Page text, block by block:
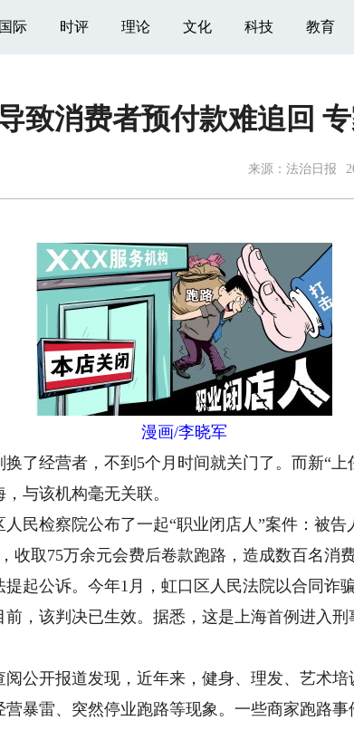
国际 时评 理论 文化 科技 教育
致消费者预付款难追回
来源： 法治日报
漫画/李晓军
经营者，不到5个月时间就关门了。而新“上
与该机构毫无关联。
检察院公布了一起“职业闭店人”案件：被告
收取75万余元会费后卷款跑路，造成数百名消
提起公诉。今年1月，虹口区人民法院以合同诈
，该判决已生效。据悉，这是上海首例进入刑
开报道发现，近年来，健身、理发、艺术培
暴雷、突然停业跑路等现象。一些商家跑路